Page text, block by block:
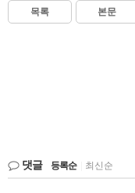
목록 본문
댓글 등록순 최신순